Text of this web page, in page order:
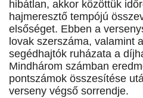
hibátlan, akkor közöttük
hajmeresztő tempójú
elsőséget. Ebben a
lovak szerszáma, valamint
segédhajtók ruházata a
Mindhárom számban
pontszámok összesítése
verseny végső sorrendje.